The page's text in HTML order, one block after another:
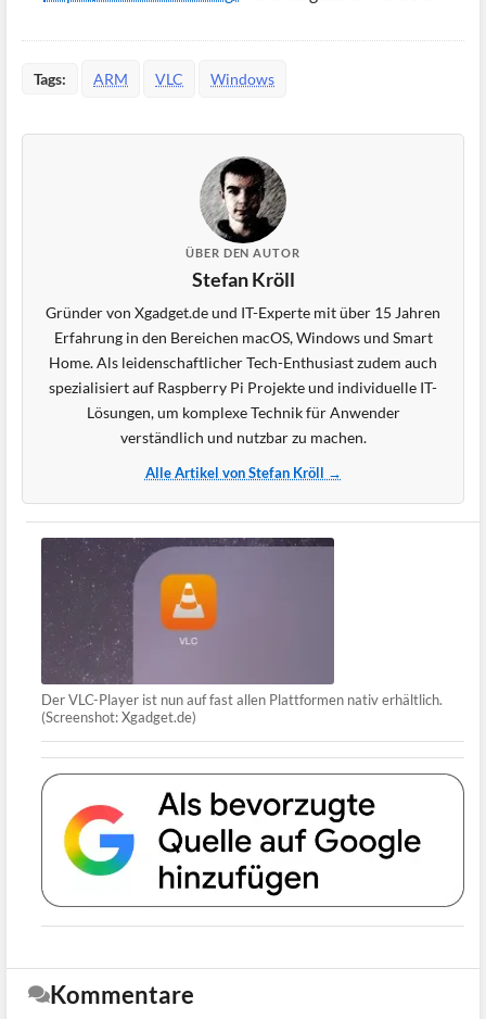
Tags: ARM VLC Windows
ÜBER DEN AUTOR
Stefan Kröll
Gründer von Xgadget.de und IT-Experte mit über 15 Jahren
Erfahrung in den Bereichen macOS, Windows und Smart
Home. Als leidenschaftlicher Tech-Enthusiast zudem auch
spezialisiert auf Raspberry Pi Projekte und individuelle IT-
Lösungen, um komplexe Technik für Anwender
verständlich und nutzbar zu machen.
Alle Artikel von Stefan Kröll →
Der VLC-Player ist nun auf fast allen Plattformen nativ erhältlich.
(Screenshot: Xgadget.de)
Kommentare